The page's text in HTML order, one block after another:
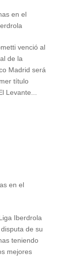
en el
venció al
de la
Madrid será
título
Levante...
en el
Iberdrola
de su
teniendo
mejores